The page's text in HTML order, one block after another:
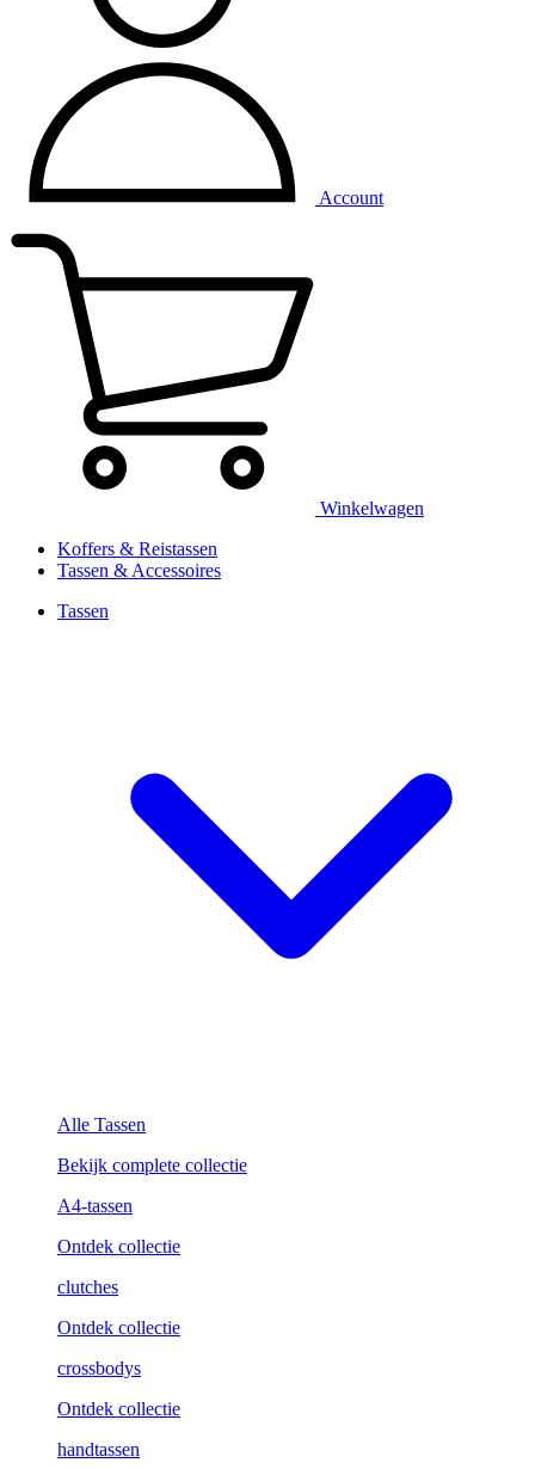
Account
Winkelwagen
Koffers & Reistassen
Tassen & Accessoires
Tassen
Alle Tassen
Bekijk complete collectie
A4-tassen
Ontdek collectie
clutches
Ontdek collectie
crossbodys
Ontdek collectie
handtassen